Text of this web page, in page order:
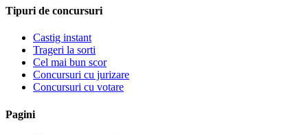
Tipuri de concursuri
Castig instant
Trageri la sorti
Cel mai bun scor
Concursuri cu jurizare
Concursuri cu votare
Pagini